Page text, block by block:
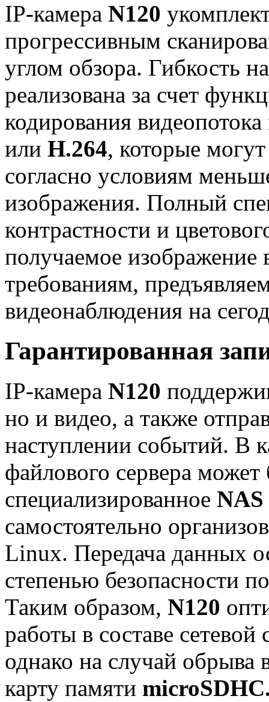
IP-камера N120
прогрессивным
углом обзора. Гибкость
реализована за счет
кодирования
или H.264, которые
согласно условиям
изображения. Полный
контрастности и
получаемое изображение
требованиям,
видеонаблюдения на
Гарантированная
IP-камера N120
но и видео, а также
наступлении событий. В
файлового сервера может
специализированное NAS
самостоятельно
Linux. Передача данных
степенью безопасности
Таким образом, N120
работы в составе
однако на случай обрыва
карту памяти